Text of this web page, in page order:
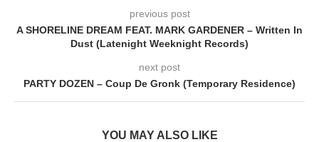
previous post
A SHORELINE DREAM FEAT. MARK GARDENER – Written In
Dust (Latenight Weeknight Records)
next post
PARTY DOZEN – Coup De Gronk (Temporary Residence)
YOU MAY ALSO LIKE